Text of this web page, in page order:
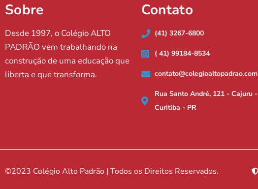
Sobre
Desde 1997, o Colégio ALTO
PADRÃO vem trabalhando na
construção de uma educação que
liberta e que transforma.
Contato
(41) 3267-6800
( 41) 99184-8534
contato@colegioaltopadrao.com
Rua Santo André, 121 - Cajuru -
Curitiba - PR
©2023 Colégio Alto Padrão | Todos os Direitos Reservados.